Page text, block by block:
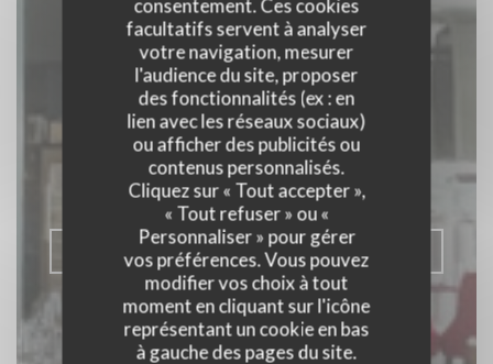
consentement. Ces cookies
facultatifs servent à analyser
votre navigation, mesurer
l'audience du site, proposer
des fonctionnalités (ex : en
lien avec les réseaux sociaux)
ou afficher des publicités ou
contenus personnalisés.
Cliquez sur « Tout accepter »,
« Tout refuser » ou «
Personnaliser » pour gérer
vos préférences. Vous pouvez
modifier vos choix à tout
moment en cliquant sur l'icône
représentant un cookie en bas
à gauche des pages du site.
Toro Toro
RESTAURANT DE TAPAS
SENNINGERBERG
RÉSERVER